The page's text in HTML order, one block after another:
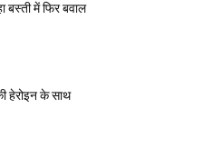
बस्ती में फिर बवाल
हेरोइन के साथ